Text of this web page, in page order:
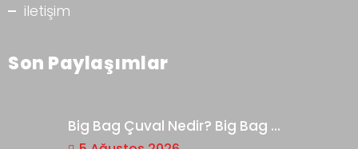
iletişim
Son Paylaşımlar
Big Bag Çuval Nedir? Big Bag ...